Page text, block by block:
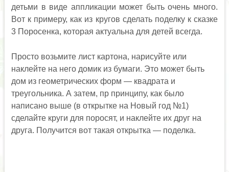
детьми в виде аппликации может быть очень много.
Вот к примеру, как из кругов сделать поделку к сказке
3 Поросенка, которая актуальна для детей всегда.
Просто возьмите лист картона, нарисуйте или
наклейте на него домик из бумаги. Это может быть
дом из геометрических форм — квадрата и
треугольника. А затем, пр принципу, как было
написано выше (в открытке на Новый год №1)
сделайте круги для поросят, и наклейте их друг на
друга. Получится вот такая открытка — поделка.